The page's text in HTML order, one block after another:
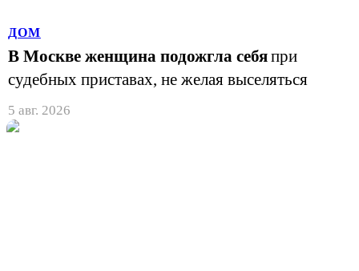
ДОМ
В Москве женщина подожгла себяпри
судебных приставах, не желая выселяться
5 авг. 2026